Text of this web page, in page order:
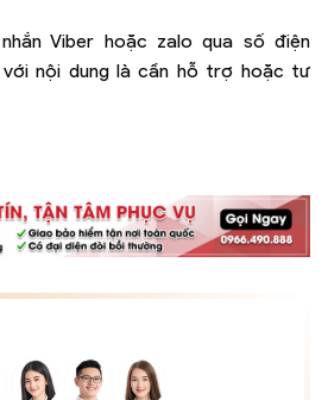
Viber hoặc zalo qua số điện
với nội dung là cần hỗ trợ hoặc tư